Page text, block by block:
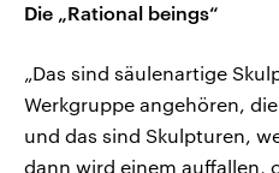
Die „Rational beings“
„Das sind säulenartige
Werkgruppe angehören,
und das sind Skulpturen,
dann wird einem auffallen,